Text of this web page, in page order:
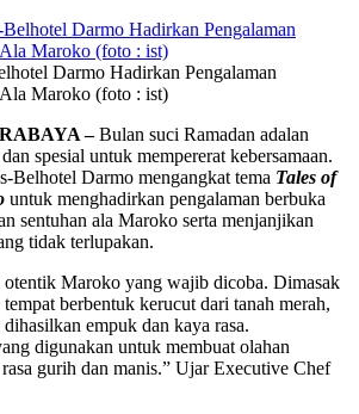
Darmo Hadirkan Pengalaman
Maroko (foto : ist)
–Bulan suci Ramadan adalan
spesial untuk mempererat kebersamaan.
Belhotel Darmo mengangkat tema Tales of
untuk menghadirkan pengalaman berbuka
sentuhan ala Maroko serta menjanjikan
tidak terlupakan.
otentik Maroko yang wajib dicoba. Dimasak
berbentuk kerucut dari tanah merah,
empuk dan kaya rasa.
digunakan untuk membuat olahan
gurih dan manis.” Ujar Executive Chef